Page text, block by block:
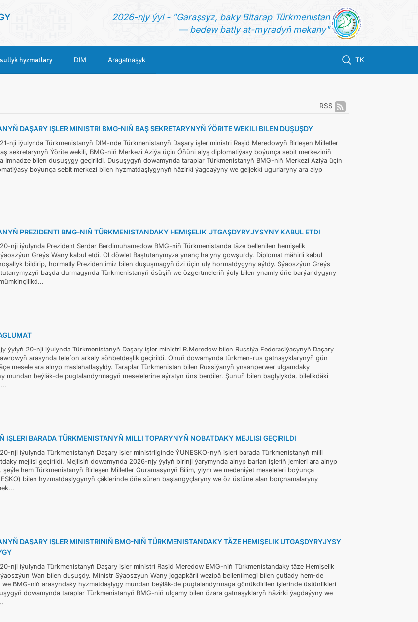
2026-njy ýyl - "Garaşsyz, baky Bitarap Türkmenistan
— bedew batly at-myradyň mekany"
hyzmatlary DIM Aragatnaşyk TK
TÜRKMENISTAN
KONSULLYK HYZMATLARY
RSS
DAŞARY IŞLER MINISTRI BMG-NIŇ BAŞ SEKRETARYNYŇ ÝÖRITE WEKILI BILEN DUŞUŞDY
nji iýulynda Türkmenistanyň DIM-nde Türkmenistanyň Daşary işler ministri Raşid Meredowyň Birleşen Milletler
sekretarynyň Ýörite wekili, BMG-niň Merkezi Aziýa üçin Öňüni alyş diplomatiýasy boýunça sebit merkeziniň
Imnadze bilen duşuşygy geçirildi. Duşuşygyň dowamynda taraplar Türkmenistanyň BMG-niň Merkezi Aziýa üçin
boýunça sebit merkezi bilen hyzmatdaşlygynyň häzirki ýagdaýyny we geljekki ugurlaryny ara alyp
PREZIDENTI BMG-NIŇ TÜRKMENISTANDAKY HEMIŞELIK UTGAŞDYRYJYSYNY KABUL ETDI
nji iýulynda Prezident Serdar Berdimuhamedow BMG-niň Türkmenistanda täze bellenilen hemişelik
Greýs Wany kabul etdi. Ol döwlet Baştutanymyza ynanç hatyny gowşurdy. Diplomat mähirli kabul
bildirip, hormatly Prezidentimiz bilen duşuşmagyň özi üçin uly hormatdygyny aýtdy. Sýaoszýun Greýs
başda durmagynda Türkmenistanyň ösüşiň we özgertmeleriň ýoly bilen ynamly öňe barýandygyny
ýylyň 20-nji iýulynda Türkmenistanyň Daşary işler ministri R.Meredow bilen Russiýa Federasiýasynyň Daşary
arasynda telefon arkaly söhbetdeşlik geçirildi. Onuň dowamynda türkmen-rus gatnaşyklarynyň gün
mesele ara alnyp maslahatlaşyldy. Taraplar Türkmenistan bilen Russiýanyň ynsanperwer ulgamdaky
mundan beýläk-de pugtalandyrmagyň meselelerine aýratyn üns berdiler. Şunuň bilen baglylykda, bilelikdäki
IŞLERI BARADA TÜRKMENISTANYŇ MILLI TOPARYNYŇ NOBATDAKY MEJLISI GEÇIRILDI
nji iýulynda Türkmenistanyň Daşary işler ministrliginde ÝUNESKO-nyň işleri barada Türkmenistanyň milli
mejlisi geçirildi. Mejlisiň dowamynda 2026-njy ýylyň birinji ýarymynda alnyp barlan işleriň jemleri ara alnyp
şeýle hem Türkmenistanyň Birleşen Milletler Guramasynyň Bilim, ylym we medeniýet meseleleri boýunça
bilen hyzmatdaşlygynyň çäklerinde öňe süren başlangyçlaryny we öz üstüne alan borçnamalaryny
DAŞARY IŞLER MINISTRINIŇ BMG-NIŇ TÜRKMENISTANDAKY TÄZE HEMIŞELIK UTGAŞDYRYJYSY
nji iýulynda Türkmenistanyň Daşary işler ministri Raşid Meredow BMG-niň Türkmenistandaky täze Hemişelik
Wan bilen duşuşdy. Ministr Sýaoszýun Wany jogapkärli wezipä bellenilmegi bilen gutlady hem-de
we BMG-niň arasyndaky hyzmatdaşlygy mundan beýläk-de pugtalandyrmaga gönükdirilen işlerinde üstünlikleri
dowamynda taraplar Türkmenistanyň BMG-niň ulgamy bilen özara gatnaşyklaryň häzirki ýagdaýyny we